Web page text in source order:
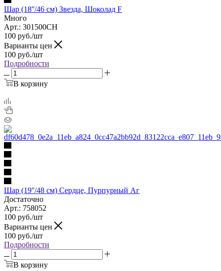
Шар (18''/46 см) Звезда, Шоколад F
Много
Арт.: 301500CH
100 руб./шт
Варианты цен
100 руб./шт
Подробности
В корзину
Шар (19''/48 см) Сердце, Пурпурный Аг
Достаточно
Арт.: 758052
100 руб./шт
Варианты цен
100 руб./шт
Подробности
В корзину